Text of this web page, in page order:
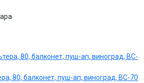
80, балконет, пуш-ап, виноград, BC-70